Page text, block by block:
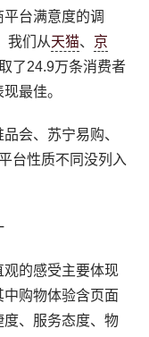
台满意度的调
我们从天猫、 京
了24.9万条消费者
最佳。
会、苏宁易购、
台性质不同没列入
的感受主要体现
购物体验含页面
、服务态度、物